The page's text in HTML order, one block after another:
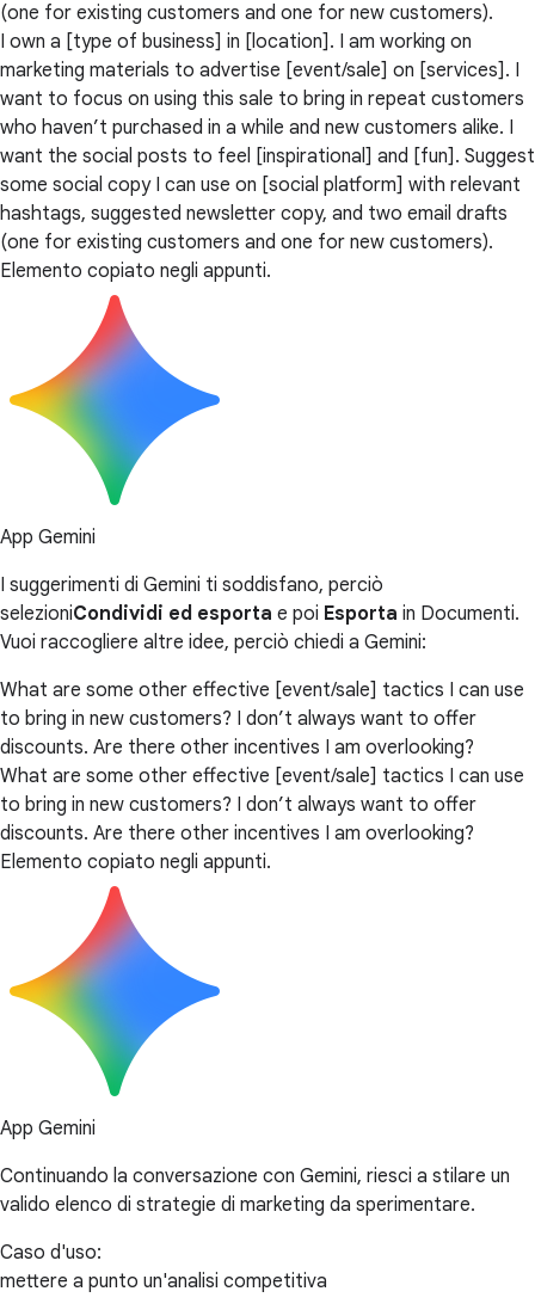
(one for existing customers and one for new customers).
I own a [type of business] in [location]. I am working on
marketing materials to advertise [event/sale] on [services]. I
want to focus on using this sale to bring in repeat customers
who haven’t purchased in a while and new customers alike. I
want the social posts to feel [inspirational] and [fun]. Suggest
some social copy I can use on [social platform] with relevant
hashtags, suggested newsletter copy, and two email drafts
(one for existing customers and one for new customers).
Elemento copiato negli appunti.
App Gemini
I suggerimenti di Gemini ti soddisfano, perciò
selezioniCondividi ed esporta e poi Esporta in Documenti.
Vuoi raccogliere altre idee, perciò chiedi a Gemini:
What are some other effective [event/sale] tactics I can use
to bring in new customers? I don’t always want to offer
discounts. Are there other incentives I am overlooking?
What are some other effective [event/sale] tactics I can use
to bring in new customers? I don’t always want to offer
discounts. Are there other incentives I am overlooking?
Elemento copiato negli appunti.
App Gemini
Continuando la conversazione con Gemini, riesci a stilare un
valido elenco di strategie di marketing da sperimentare.
Caso d'uso:
mettere a punto un'analisi competitiva